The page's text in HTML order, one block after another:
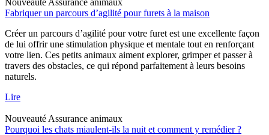
Fabriquer un parcours d’agilité pour furets à la maison
Créer un parcours d’agilité pour votre furet est une excellente façon
de lui offrir une stimulation physique et mentale tout en renforçant
votre lien. Ces petits animaux aiment explorer, grimper et passer à
travers des obstacles, ce qui répond parfaitement à leurs besoins
naturels.
Lire
Nouveauté Assurance animaux
Pourquoi les chats miaulent-ils la nuit et comment y remédier ?